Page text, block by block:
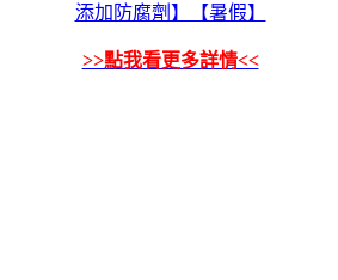
添加防腐劑】【暑假】
>>點我看更多詳情<<